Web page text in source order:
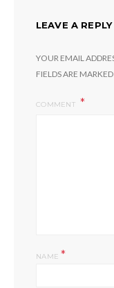
LEAVE A REPLY
YOUR EMAIL
FIELDS ARE MARKED
COMMENT
NAME*